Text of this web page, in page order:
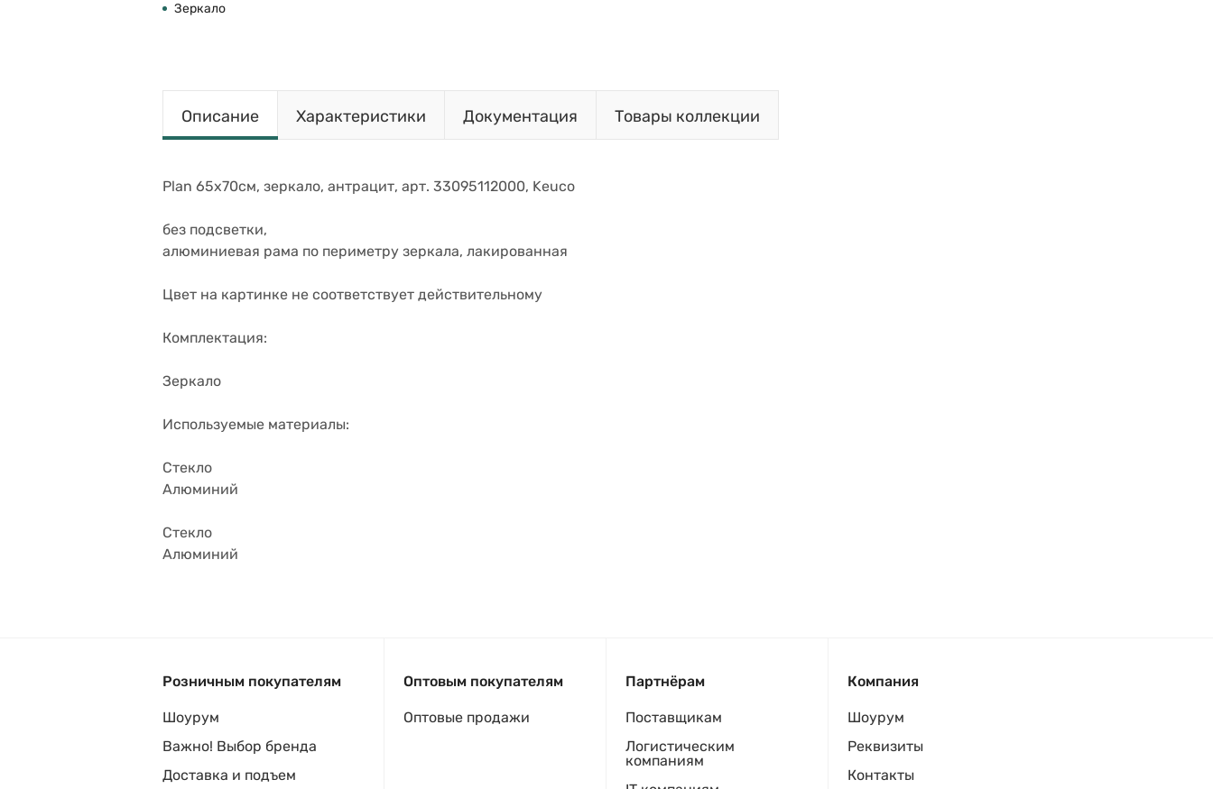
Зеркало
Описание Характеристики Документация Товары коллекции
Plan 65х70см, зеркало, антрацит, арт. 33095112000, Keuco
без подсветки,
алюминиевая рама по периметру зеркала, лакированная
Цвет на картинке не соответствует действительному
Комплектация:
Зеркало
Используемые материалы:
Стекло
Алюминий
Стекло
Алюминий
Розничным покупателям
Шоурум
Важно! Выбор бренда
Доставка и подъем
Оптовым покупателям
Оптовые продажи
Партнёрам
Поставщикам
Логистическим
компаниям
Компания
Шоурум
Реквизиты
Контакты